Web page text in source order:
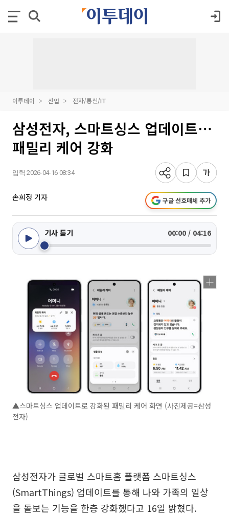
이투데이 산업 전자/통신/IT
삼성전자, 스마트싱스 업데이트⋯
패밀리 케어 강화
입력 2026-04-16 08:34
손희정 기자 구글 선호매체 추가
기사 듣기 00:00 / 04:16
▲스마트싱스 업데이트로 강화된 패밀리 케어 화면 (사진제공=삼성
전자)
삼성전자가 글로벌 스마트홈 플랫폼 스마트싱스
(SmartThings) 업데이트를 통해 나와 가족의 일상
을 돌보는 기능을 한층 강화했다고 16일 밝혔다.